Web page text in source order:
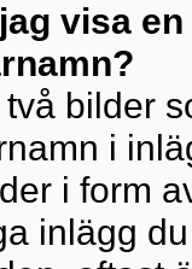
visa
bilder
i
i form
inlägg